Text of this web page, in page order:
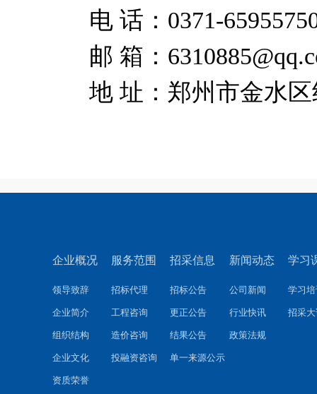
电 话 ： 0371-
邮 箱：
地 址：郑州市金水
企业概况
领导致辞
企业简介
组织结构
企业文化
资质荣誉
服务范围
招标代理
工程咨询
造价咨询
投融资咨询
招采信息
招标公告
更正公告
结果公告
单一来源公示
新闻动态
公司新闻
行业快讯
政策法规
学习
学习
招采